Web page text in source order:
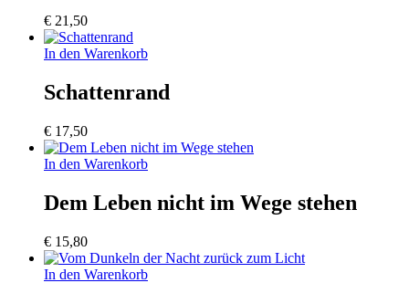
€ 21,50
In den Warenkorb
Schattenrand
€ 17,50
In den Warenkorb
Dem Leben nicht im Wege stehen
€ 15,80
In den Warenkorb